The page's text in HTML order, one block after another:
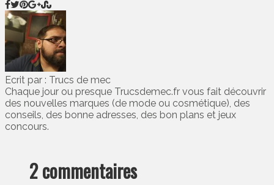
Ecrit par : Trucs de mec
Chaque jour ou presque Trucsdemec.fr vous fait découvrir
des nouvelles marques (de mode ou cosmétique), des
conseils, des bonne adresses, des bon plans et jeux
concours.
2 commentaires